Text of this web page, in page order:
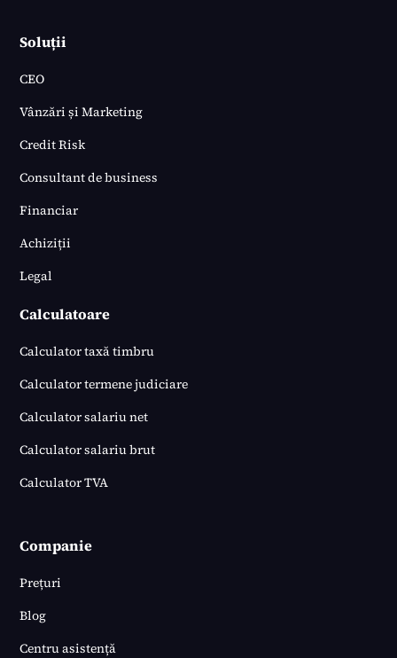
Soluții
CEO
Vânzări și Marketing
Credit Risk
Consultant de business
Financiar
Achiziții
Legal
Calculatoare
Calculator taxă timbru
Calculator termene judiciare
Calculator salariu net
Calculator salariu brut
Calculator TVA
Companie
Prețuri
Blog
Centru asistență